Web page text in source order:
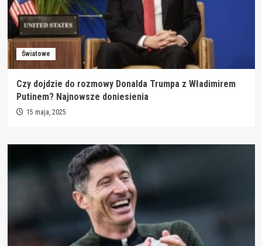
Światowe
Czy dojdzie do rozmowy Donalda Trumpa z Władimirem
Putinem? Najnowsze doniesienia
15 maja, 2025